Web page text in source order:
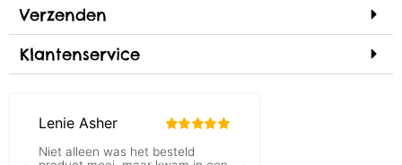
Verzenden
Klantenservice